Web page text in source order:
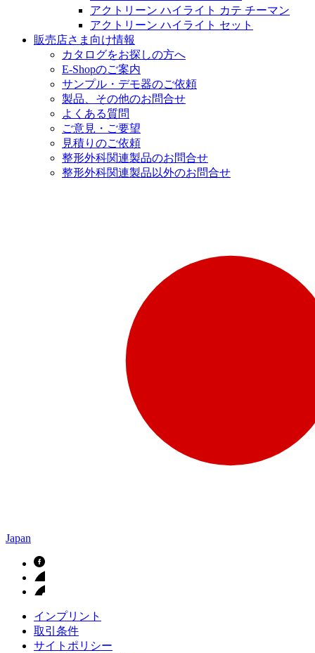
アクトリーン ハイライト カテ チーマン
アクトリーン ハイライト セット
販売店さま向け情報
カタログをお探しの方へ
E-Shopのご案内
サンプル・デモ器のご依頼
製品、その他のお問合せ
よくある質問
ご意見・ご要望
見積りのご依頼
整形外科関連製品のお問合せ
整形外科関連製品以外のお問合せ
Japan
インプリント
取引条件
サイトポリシー